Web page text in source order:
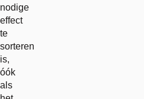
nodige
effect
te
sorteren
is,
óók
als